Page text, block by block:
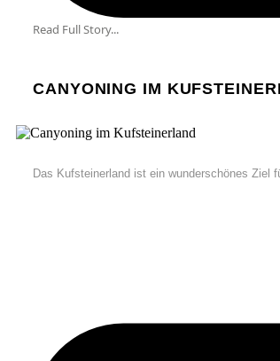
Read Full Story...
CANYONING IM
Das Kufsteinerland ist ein wunderschönes Ziel